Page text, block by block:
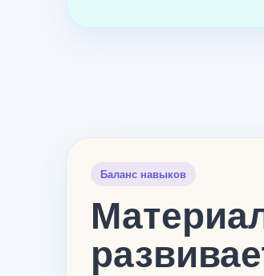
Баланс навыков